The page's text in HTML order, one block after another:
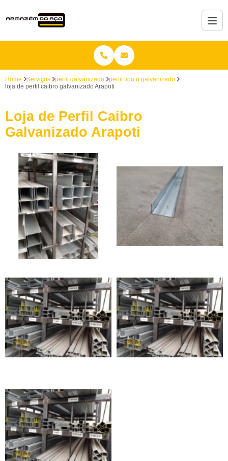
Home Serviços perfil galvanizado
perfil tipo u galvanizado
loja de perfil caibro galvanizado Arapoti
Loja de Perfil Caibro
Galvanizado Arapoti